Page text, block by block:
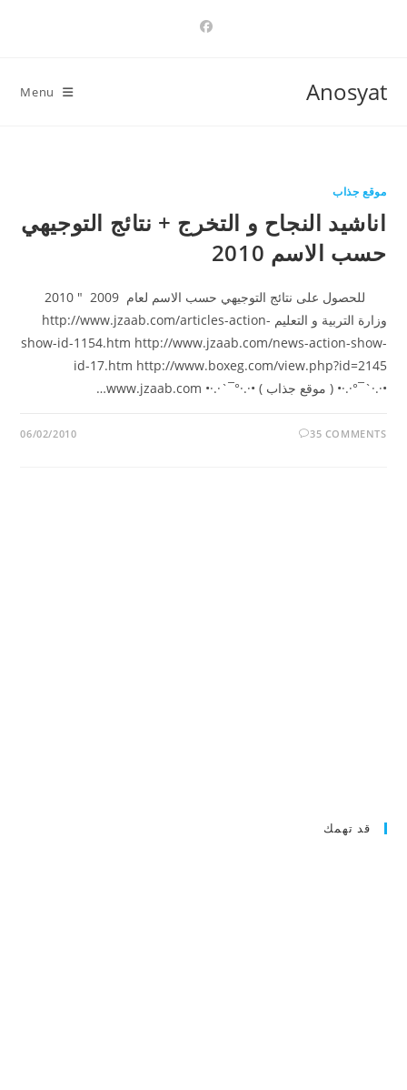
Anosyat
Menu
موقع جذاب
اناشيد النجاح و التخرج + نتائج التوجيهي
حسب الاسم 2010
للحصول على نتائج التوجيهي حسب الاسم لعام 2009 " 2010
وزارة التربية و التعليم http://www.jzaab.com/articles-action-
show-id-1154.htm http://www.jzaab.com/news-action-show-
•·.·`¯°·.·• ( موقع جذاب ) •·.·°¯`·.·• www.jzaab.com…
35 COMMENTS
06/02/2010
قد تهمك